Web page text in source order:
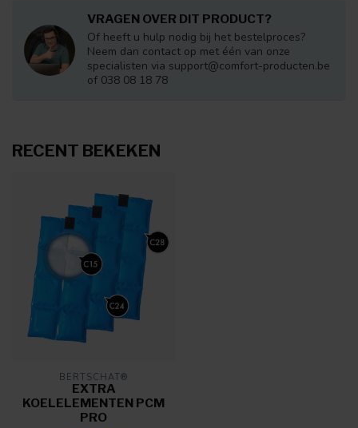
VRAGEN OVER DIT PRODUCT?
Of heeft u hulp nodig bij het bestelproces?
Neem dan contact op met één van onze
specialisten via support@comfort-producten.be
of 038 08 18 78
RECENT BEKEKEN
BERTSCHAT®
EXTRA
KOELELEMENTEN PCM
PRO